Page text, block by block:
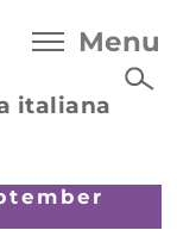
italiana
Menu